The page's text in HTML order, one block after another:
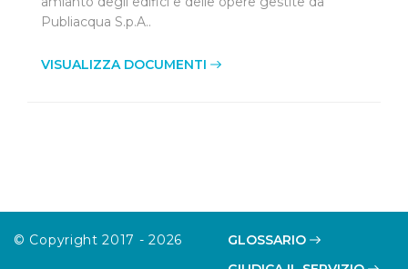
dalla Dichiarazione sui cookie.
Utilizziamo dei cookie tecnici necessari per rendere
contenuti ed annunci e per fornire funzionalità dei social
media, condividendo informazioni sul modo in cui
Publiacqua S.p.A..
VISUALIZZA DOCUMENTI
© Copyright 2017 - 2026
GLOSSARIO